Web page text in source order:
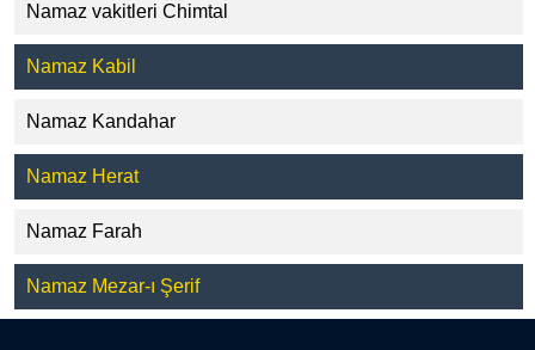
Namaz vakitleri Chimtal
Namaz Kabil
Namaz Kandahar
Namaz Herat
Namaz Farah
Namaz Mezar-ı Şerif